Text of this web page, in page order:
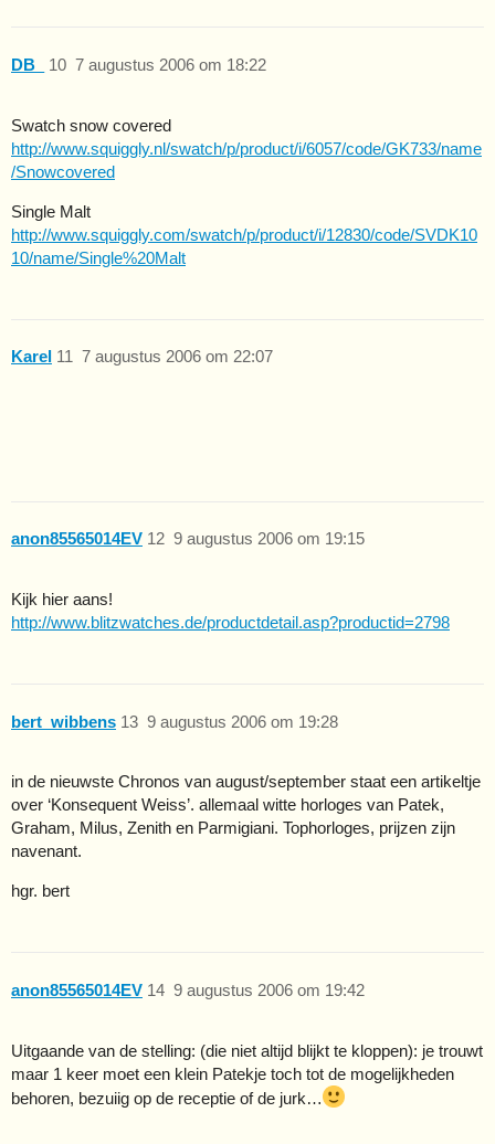
DB_ 7 augustus 2006 om 18:22
10
Swatch snow covered
http://www.squiggly.nl/swatch/p/product/i/6057/code/GK733/name
/Snowcovered
Single Malt
http://www.squiggly.com/swatch/p/product/i/12830/code/SVDK10
10/name/Single%20Malt
Karel 7 augustus 2006 om 22:07
11
anon85565014EV 9 augustus 2006 om 19:15
12
Kijk hier aans!
http://www.blitzwatches.de/productdetail.asp?productid=2798
bert_wibbens 9 augustus 2006 om 19:28
13
in de nieuwste Chronos van august/september staat een artikeltje
over ‘Konsequent Weiss’. allemaal witte horloges van Patek,
Graham, Milus, Zenith en Parmigiani. Tophorloges, prijzen zijn
navenant.
hgr. bert
anon85565014EV 9 augustus 2006 om 19:42
14
Uitgaande van de stelling: (die niet altijd blijkt te kloppen): je trouwt
maar 1 keer moet een klein Patekje toch tot de mogelijkheden
behoren, bezuiig op de receptie of de jurk…